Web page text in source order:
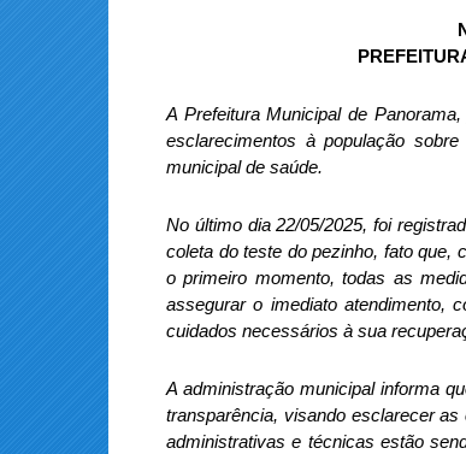
A Prefeitura Municipal de
esclarecimentos à população
municipal de saúde.
No último dia 22/05/2025, foi
coleta do teste do pezinho, fato que,
o primeiro momento, todas as
assegurar o imediato atendimento,
cuidados necessários à sua
A administração municipal informa
transparência, visando esclarecer
administrativas e técnicas estão